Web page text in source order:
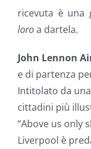
ricevuta è una
loroa dartela.
John Lennon
e di partenza
Intitolato da
cittadini più
“Above us only
Liverpool è